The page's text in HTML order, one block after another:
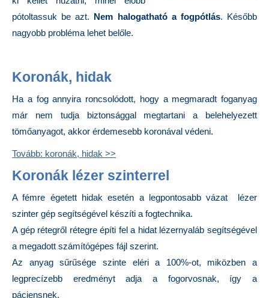
pótoltassuk be azt. Nem halogatható a fogpótlás. Később
nagyobb probléma lehet belőle.
Koronák, hidak
Ha a fog annyira roncsolódott, hogy a megmaradt foganyag
már nem tudja biztonsággal megtartani a belehelyezett
tömőanyagot, akkor érdemesebb koronával védeni.
Tovább: koronák, hidak >>
Koronák lézer szinterrel
A fémre égetett hidak esetén a legpontosabb vázat lézer
szinter gép segítségével készíti a fogtechnika.
A gép rétegről rétegre építi fel a hidat lézernyaláb segítségével
a megadott számítógépes fájl szerint.
Az anyag sűrűsége szinte eléri a 100%-ot, miközben a
legprecízebb eredményt adja a fogorvosnak, így a
páciensnek.